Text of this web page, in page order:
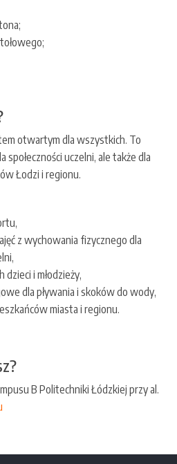
otwartym dla wszystkich. To
uczelni, ale także dla
Łodzi i regionu.
z wychowania fizycznego dla
dzieci i młodzieży,
dla pływania i skoków do wody,
miasta i regionu.
B Politechniki Łódzkiej przy al.